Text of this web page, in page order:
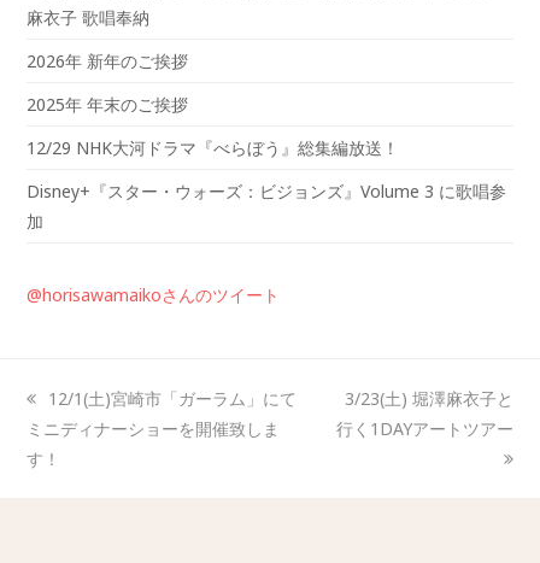
麻衣子 歌唱奉納
2026年 新年のご挨拶
2025年 年末のご挨拶
12/29 NHK大河ドラマ『べらぼう』総集編放送！
Disney+『スター・ウォーズ：ビジョンズ』Volume 3 に歌唱参
加
@horisawamaikoさんのツイート
12/1(土)宮崎市「ガーラム」にて
ミニディナーショーを開催致しま
す！
3/23(土) 堀澤麻衣子と
行く1DAYアートツアー